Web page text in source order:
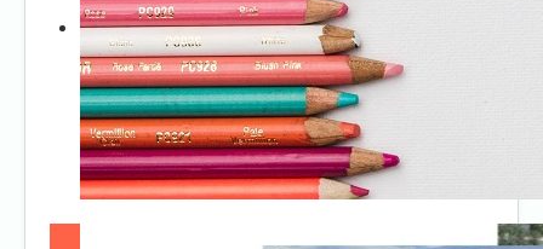
Τμήμα Γ'
Τμήμα Δ'
Τμήμα E'
Επικοινωνία